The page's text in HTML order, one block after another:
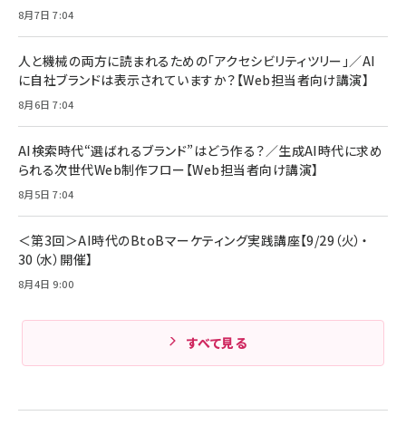
8月7日 7:04
人と機械の両方に読まれるための「アクセシビリティツリー」／AI
に自社ブランドは表示されていますか？【Web担当者向け講演】
8月6日 7:04
AI検索時代“選ばれるブランド”はどう作る？／生成AI時代に求め
られる次世代Web制作フロー【Web担当者向け講演】
8月5日 7:04
＜第3回＞AI時代のBtoBマーケティング実践講座【9/29（火）・
30（水）開催】
8月4日 9:00
すべて見る